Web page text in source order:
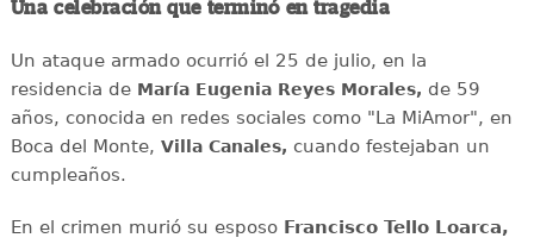
Una celebración que terminó en tragedia
Un ataque armado ocurrió el 25 de julio, en la
residencia de María Eugenia Reyes Morales, de 59
años, conocida en redes sociales como "La MiAmor", en
Boca del Monte, Villa Canales, cuando festejaban un
cumpleaños.
En el crimen murió su esposoFrancisco Tello Loarca,